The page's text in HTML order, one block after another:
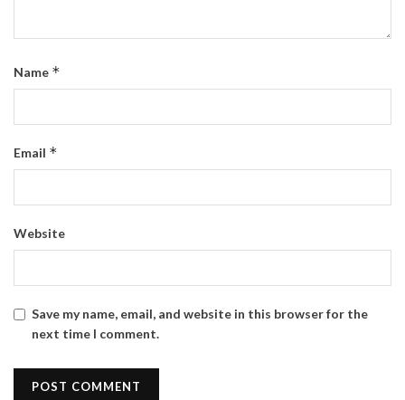
Name *
Email *
Website
Save my name, email, and website in this browser for the
next time I comment.